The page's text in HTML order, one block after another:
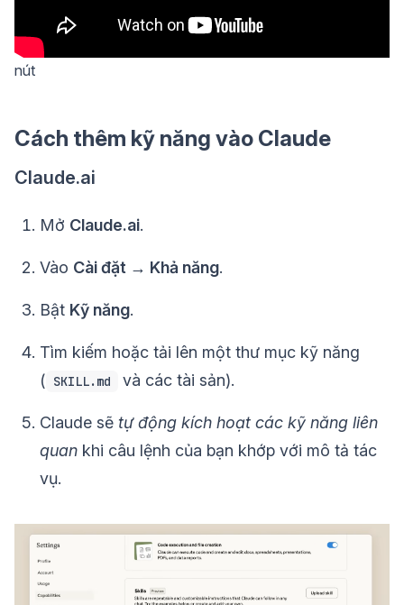
nút
Cách thêm kỹ năng vào Claude
Claude.ai
Mở Claude.ai.
Vào Cài đặt → Khả năng.
Bật Kỹ năng.
Tìm kiếm hoặc tải lên một thư mục kỹ năng
( SKILL.md và các tài sản).
Claude sẽ tự động kích hoạt các kỹ năng liên
quan khi câu lệnh của bạn khớp với mô tả tác
vụ.